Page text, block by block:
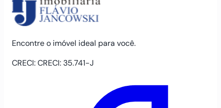
Encontre o imóvel ideal para você.
CRECI: CRECI: 35.741-J